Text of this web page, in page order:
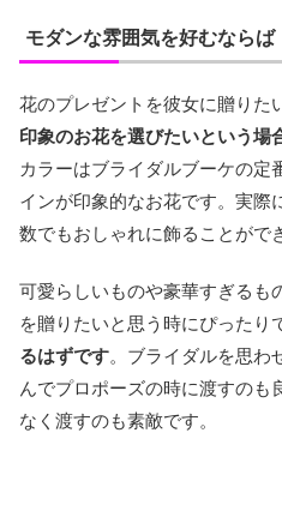
モダンな雰囲気を好むならば
花のプレゼントを彼女に贈りた
印象のお花を選びたいという場
カラーはブライダルブーケの定
インが印象的なお花です。実際
数でもおしゃれに飾ることがで
可愛らしいものや豪華すぎるも
を贈りたいと思う時にぴったり
るはずです。ブライダルを思わ
んでプロポーズの時に渡すのも
なく渡すのも素敵です。